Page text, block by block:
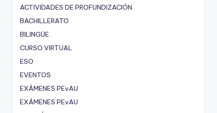
ACTIVIDADES DE PROFUNDIZACIÓN
BACHILLERATO
BILINGÜE
CURSO VIRTUAL
ESO
EVENTOS
EXÁMENES PEvAU
EXÁMENES PEvAU